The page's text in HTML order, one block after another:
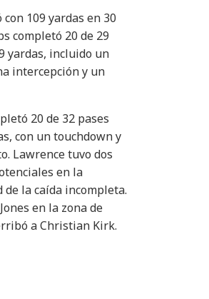
109 yardas en 30
completó 20 de 29
yardas, incluido un
intercepción y un
20 de 32 pases
con un touchdown y
Lawrence tuvo dos
en la
de la caída incompleta.
en la zona de
a Christian Kirk.